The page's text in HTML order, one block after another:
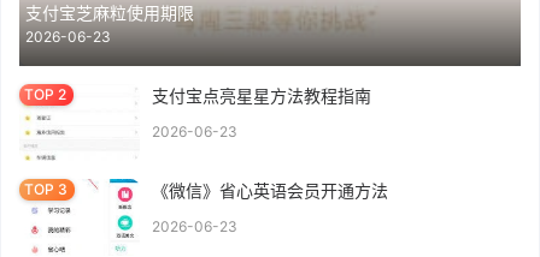
支付宝芝麻粒使用期限
2026-06-23
支付宝点亮星星方法教程指南
2026-06-23
《微信》省心英语会员开通方法
2026-06-23